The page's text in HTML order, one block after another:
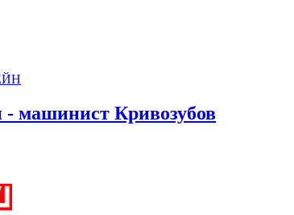
- машинист Кривозубов